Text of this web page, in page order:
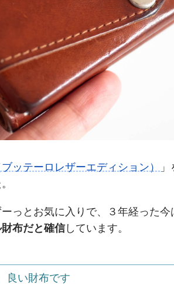
ッテーロレザーエディション）
っとお気に入りで、３年経った今
布だと確信しています。
良い財布です